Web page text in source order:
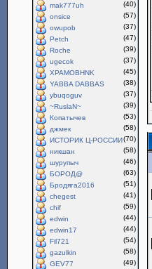
mak777uh
(40)
onsice
(57)
owupob
(37)
Petch
(47)
Roche
(39)
ugecok
(37)
XPAMOBHNK
(45)
YABBA DABBAS
(38)
ybuqoguv
(37)
~RuslaN~
(39)
Копатычев
(53)
джмек
(58)
ИСТОРИК Ц-РОССИИ(70)
никшан
(58)
шурупыч
(46)
БОРОД@
(63)
Бродяга2016
(51)
chegest
(41)
chif
(59)
edwin
(44)
edwin17
(44)
Fil721
(54)
gazulkin
(58)
GEV77
(49)